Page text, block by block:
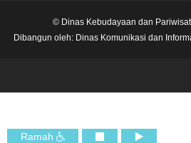
© Dinas Kebudayaan dan
Dibangun oleh: Dinas Komunikasi dan
Ramah